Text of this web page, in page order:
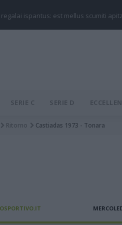
regalai ispantus: est mellus scumiti
SERIE C SERIE D
Ritorno Castiadas 1973 - Tonara